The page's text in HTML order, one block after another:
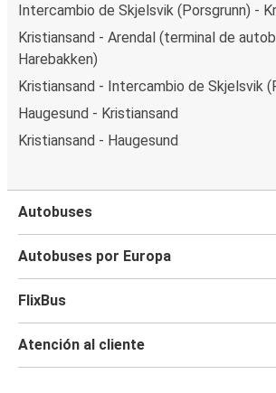
Intercambio de Skjelsvik (Porsgrunn) -
Kristiansand - Arendal (terminal de
Harebakken)
Kristiansand - Intercambio de Skjelsvik
Haugesund - Kristiansand
Kristiansand - Haugesund
Autobuses
Autobuses por Europa
FlixBus
Atención al cliente